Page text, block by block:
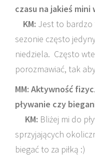
czasu na jakieś mini
KM: Jest to bardzo
sezonie często
niedziela. Często
porozmawiać, tak
MM: Aktywność
pływanie czy
KM: Bliżej mi do
sprzyjających
biegać to za piłką :)